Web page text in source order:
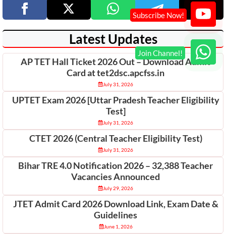
Latest Updates
AP TET Hall Ticket 2026 Out – Download Admit
Card at tet2dsc.apcfss.in
July 31, 2026
UPTET Exam 2026 [Uttar Pradesh Teacher Eligibility
Test]
July 31, 2026
CTET 2026 (Central Teacher Eligibility Test)
July 31, 2026
Bihar TRE 4.0 Notification 2026 – 32,388 Teacher
Vacancies Announced
July 29, 2026
JTET Admit Card 2026 Download Link, Exam Date &
Guidelines
June 1, 2026